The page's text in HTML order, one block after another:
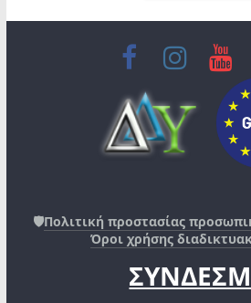
🛡️Πολιτική προστασίας
Όροι χρήσης